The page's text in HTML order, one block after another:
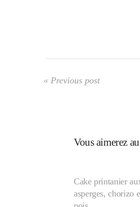
« Previous post
Vous aimerez
Cake printanier
asperges, chorizo